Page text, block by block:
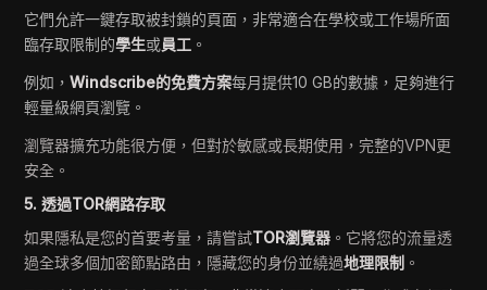
它們允許一鍵存取被封鎖的頁面，非常適合在學校或工作場所面
臨存取限制的學生或員工 。
例如，Windscribe的免費方案每月提供10 GB的數據，足夠進行
輕量級網頁瀏覽。
瀏覽器擴充功能很方便，但對於敏感或長期使用，完整的VPN更
安全。
5. 透過TOR網路存取
如果隱私是您的首要考量，請嘗試TOR瀏覽器 。它將您的流量透
過全球多個加密節點路由，隱藏您的身份並繞過地理限制 。